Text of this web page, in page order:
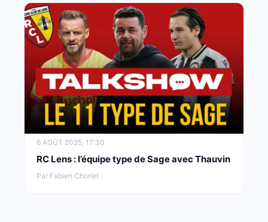
6 AOÛT 2025, 17:30
RC Lens : l’équipe type de Sage avec Thauvin
Par Fabien Chorlet